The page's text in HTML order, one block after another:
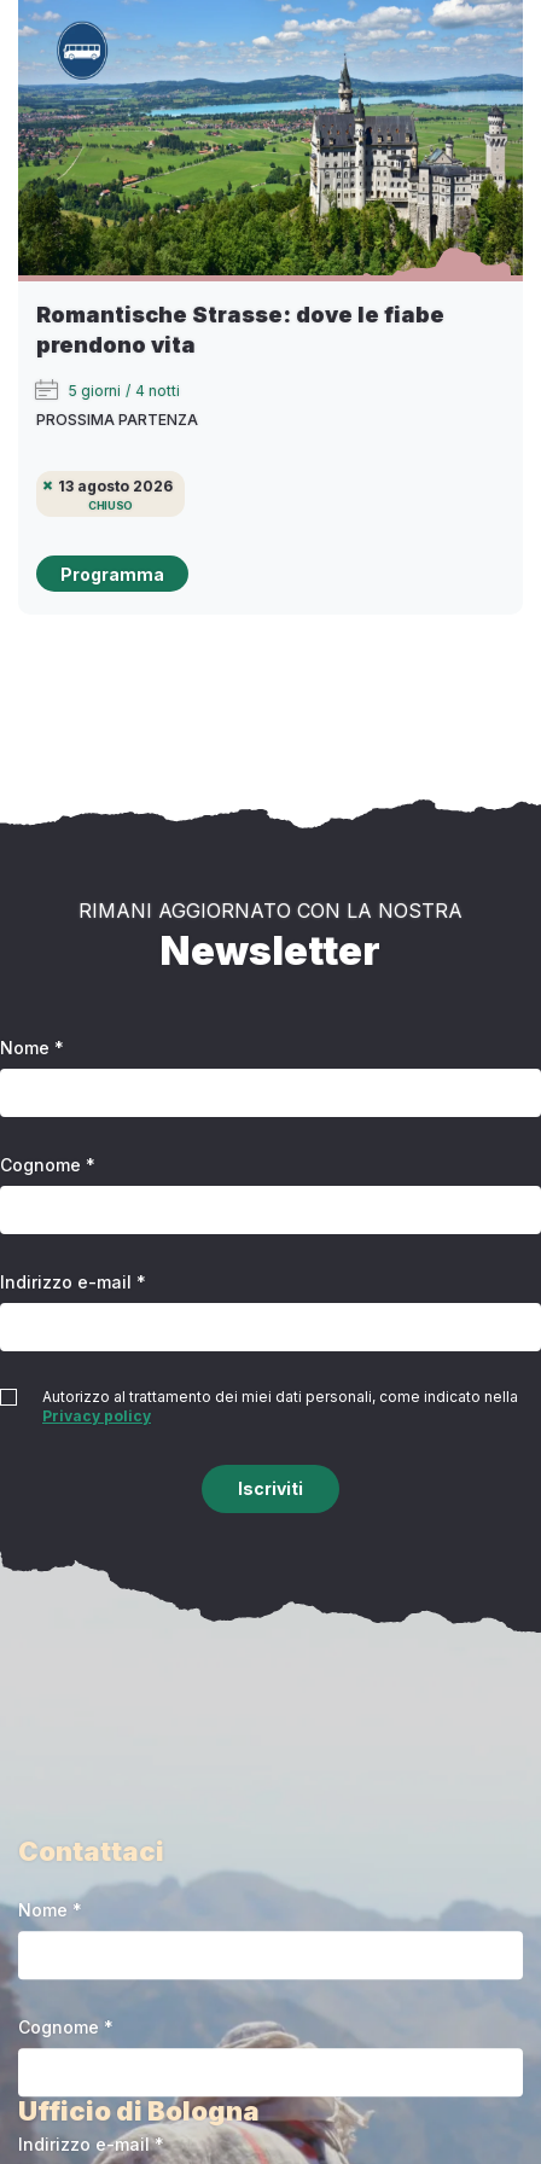
Romantische Strasse: dove le fiabe
prendono vita
5 giorni / 4 notti
PROSSIMA PARTENZA
13 agosto 2026
CHIUSO
Programma
RIMANI AGGIORNATO CON LA NOSTRA
Newsletter
Nome *
Cognome *
Indirizzo e-mail *
Autorizzo al trattamento dei miei dati personali, come indicato nella
Privacy policy
Iscriviti
Ufficio di Bologna
Contattaci
Nome *
Cognome *
Indirizzo e-mail *